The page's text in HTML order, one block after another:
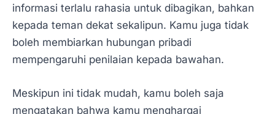
informasi terlalu rahasia untuk dibagikan, bahkan
kepada teman dekat sekalipun. Kamu juga tidak
boleh membiarkan hubungan pribadi
mempengaruhi penilaian kepada bawahan.
Meskipun ini tidak mudah, kamu boleh saja
mengatakan bahwa kamu menghargai